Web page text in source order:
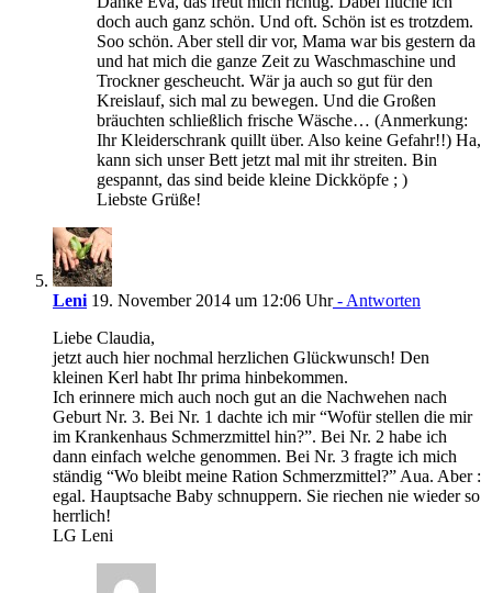
doch auch ganz schön. Und oft. Schön ist es trotzdem.
Soo schön. Aber stell dir vor, Mama war bis gestern da
und hat mich die ganze Zeit zu Waschmaschine und
Trockner gescheucht. Wär ja auch so gut für den
Kreislauf, sich mal zu bewegen. Und die Großen
bräuchten schließlich frische Wäsche… (Anmerkung:
Ihr Kleiderschrank quillt über. Also keine Gefahr!!) Ha,
kann sich unser Bett jetzt mal mit ihr streiten. Bin
gespannt, das sind beide kleine Dickköpfe ; )
Liebste Grüße!
Leni 19. November 2014 um 12:06 Uhr- Antworten
Liebe Claudia,
jetzt auch hier nochmal herzlichen Glückwunsch! Den
kleinen Kerl habt Ihr prima hinbekommen.
Ich erinnere mich auch noch gut an die Nachwehen nach
Geburt Nr. 3. Bei Nr. 1 dachte ich mir “Wofür stellen die mir
im Krankenhaus Schmerzmittel hin?”. Bei Nr. 2 habe ich
dann einfach welche genommen. Bei Nr. 3 fragte ich mich
ständig “Wo bleibt meine Ration Schmerzmittel?” Aua. Aber :
egal. Hauptsache Baby schnuppern. Sie riechen nie wieder so
herrlich!
LG Leni